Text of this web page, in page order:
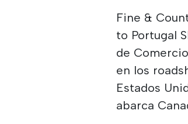
Fine &
to Portugal
de
en los
Estados
abarca